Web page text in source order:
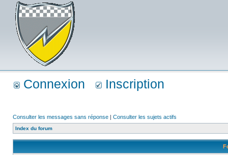
Connexion Inscription
Consulter les messages sans réponse | Consulter les sujets actifs
Index du forum